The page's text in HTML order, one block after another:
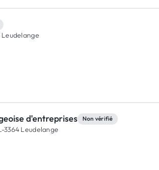
Leudelange
d'entreprises Non vérifié
3364 Leudelange